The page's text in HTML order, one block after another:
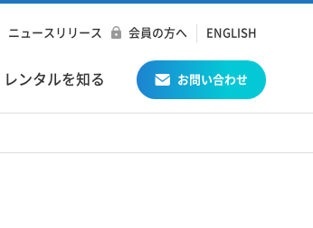
レンタルを知る お問い合わせ
ニュースリリース 会員の方へ ENGLISH